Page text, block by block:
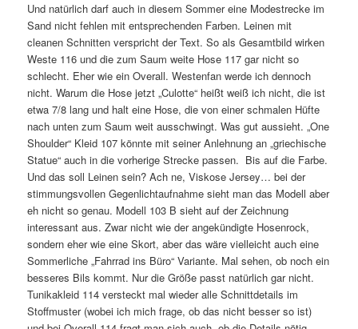
Und natürlich darf auch in diesem Sommer eine Modestrecke im
Sand nicht fehlen mit entsprechenden Farben. Leinen mit
cleanen Schnitten verspricht der Text. So als Gesamtbild wirken
Weste 116 und die zum Saum weite Hose 117 gar nicht so
schlecht. Eher wie ein Overall. Westenfan werde ich dennoch
nicht. Warum die Hose jetzt „Culotte“ heißt weiß ich nicht, die ist
etwa 7/8 lang und halt eine Hose, die von einer schmalen Hüfte
nach unten zum Saum weit ausschwingt. Was gut aussieht. „One
Shoulder“ Kleid 107 könnte mit seiner Anlehnung an „griechische
Statue“ auch in die vorherige Strecke passen. Bis auf die Farbe.
Und das soll Leinen sein? Ach ne, Viskose Jersey… bei der
stimmungsvollen Gegenlichtaufnahme sieht man das Modell aber
eh nicht so genau. Modell 103 B sieht auf der Zeichnung
interessant aus. Zwar nicht wie der angekündigte Hosenrock,
sondern eher wie eine Skort, aber das wäre vielleicht auch eine
Sommerliche „Fahrrad ins Büro“ Variante. Mal sehen, ob noch ein
besseres Bils kommt. Nur die Größe passt natürlich gar nicht.
Tunikakleid 114 versteckt mal wieder alle Schnittdetails im
Stoffmuster (wobei ich mich frage, ob das nicht besser so ist)